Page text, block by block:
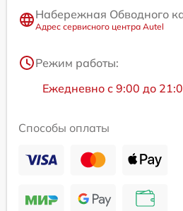
Набережная Обводного
Адрес сервисного центра Autel
Режим работы:
Ежедневно с 9:00 до
Способы оплаты